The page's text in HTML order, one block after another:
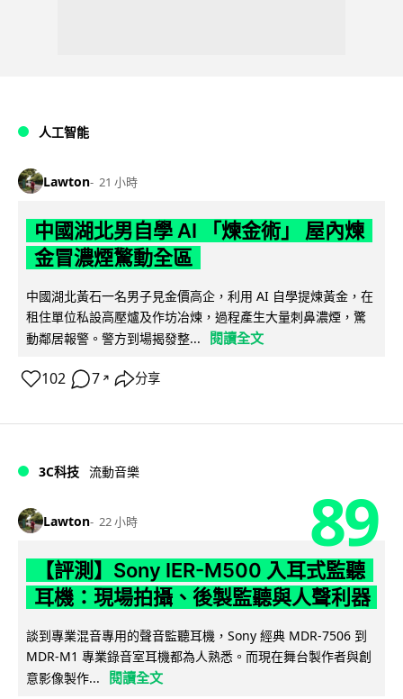
人工智能
Lawton 21 小時
中國湖北男自學 AI 「煉金術」 屋內煉
金冒濃煙驚動全區
中國湖北黃石一名男子見金價高企，利用 AI 自學提煉黃金，在
租住單位私設高壓爐及作坊冶煉，過程產生大量刺鼻濃煙，驚
動鄰居報警。警方到場揭發整...
閱讀全文
102 7 ↗ 分享
3C科技 流動音樂
Lawton 22 小時 89
【評測】Sony IER-M500 入耳式監聽
耳機：現場拍攝、後製監聽與人聲利器
談到專業混音專用的聲音監聽耳機，Sony 經典 MDR-7506 到
MDR-M1 專業錄音室耳機都為人熟悉。而現在舞台製作者與創
意影像製作...
閱讀全文